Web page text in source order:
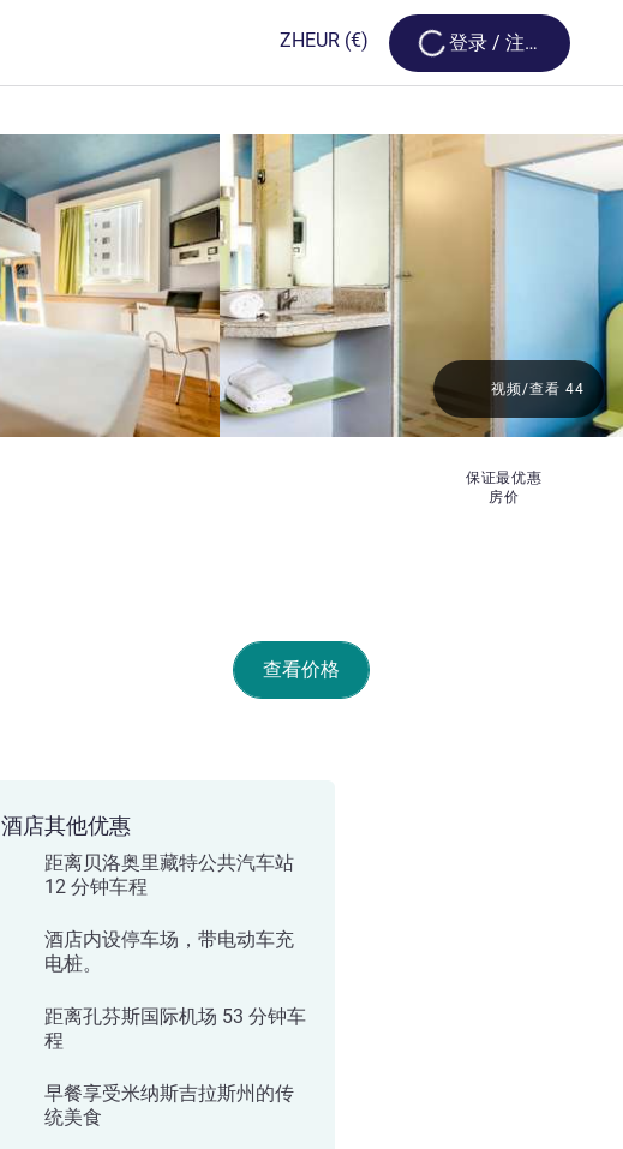
ZHEUR (€) Loading...
登录 / 注册
保证最优惠
房价
视频/查看 44
查看价格
酒店其他优惠
距离贝洛奥里藏特公共汽车站
12 分钟车程
酒店内设停车场，带电动车充
电桩。
距离孔芬斯国际机场 53 分钟车
程
早餐享受米纳斯吉拉斯州的传
统美食